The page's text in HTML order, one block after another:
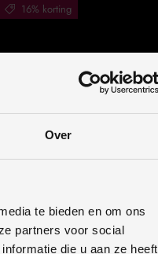
Over
te bieden en om ons
partners voor social
die u aan ze heeft
16% korting